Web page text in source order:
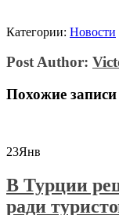
Категории: Новости
Post Author:
Похожие записи
23Янв
В Турции
ради